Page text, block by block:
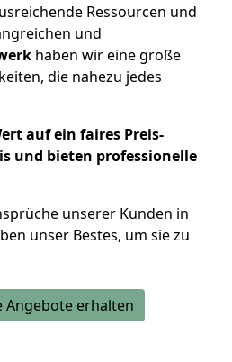
Ressourcen und
und
haben wir eine große
die nahezu jedes
auf ein faires Preis-
und bieten professionelle
unserer Kunden in
unser Bestes, um sie zu
Angebote erhalten